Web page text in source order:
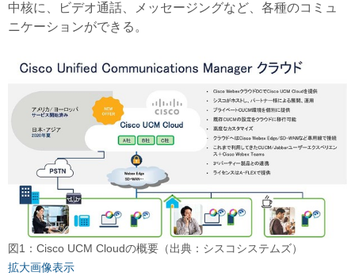
中核に、ビデオ通話、メッセージングなど、各種のコミュ
ニケーションができる。
図1：Cisco UCM Cloudの概要（出典：シスコシステムズ）
拡大画像表示